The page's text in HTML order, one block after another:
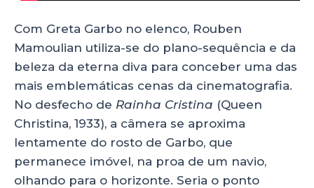
Com Greta Garbo no elenco, Rouben
Mamoulian utiliza-se do plano-sequência e da
beleza da eterna diva para conceber uma das
mais emblemáticas cenas da cinematografia.
No desfecho de Rainha Cristina (Queen
Christina, 1933), a câmera se aproxima
lentamente do rosto de Garbo, que
permanece imóvel, na proa de um navio,
olhando para o horizonte. Seria o ponto